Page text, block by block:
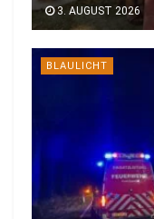
3. AUGUST 2026
BLAULICHT